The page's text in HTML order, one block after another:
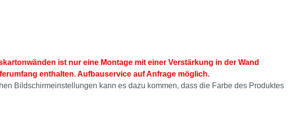
ist nur eine Montage mit einer Verstärkung in der Wand
enthalten. Aufbauservice auf Anfrage möglich.
Bildschirmeinstellungen kann es dazu kommen, dass die Farbe des Produktes